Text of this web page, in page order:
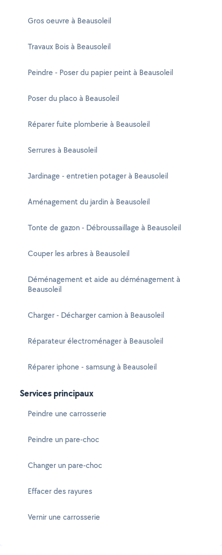
Gros oeuvre à Beausoleil
Travaux Bois à Beausoleil
Peindre - Poser du papier peint à Beausoleil
Poser du placo à Beausoleil
Réparer fuite plomberie à Beausoleil
Serrures à Beausoleil
Jardinage - entretien potager à Beausoleil
Aménagement du jardin à Beausoleil
Tonte de gazon - Débroussaillage à Beausoleil
Couper les arbres à Beausoleil
Déménagement et aide au déménagement à
Beausoleil
Charger - Décharger camion à Beausoleil
Réparateur électroménager à Beausoleil
Réparer iphone - samsung à Beausoleil
Services principaux
Peindre une carrosserie
Peindre un pare-choc
Changer un pare-choc
Effacer des rayures
Vernir une carrosserie